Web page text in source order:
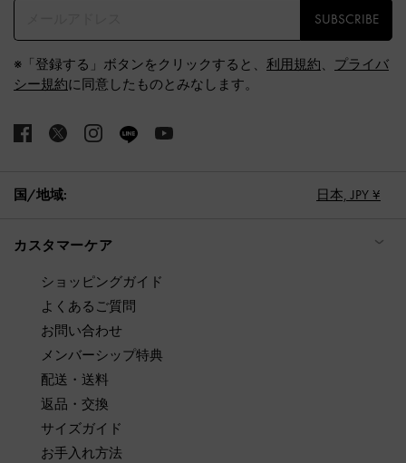
SUBSCRIBE
※「登録する」ボタンをクリックすると、 利用規約、 プライバ
シー規約に同意したものとみなします。
国/地域: 日本, JPY ¥
カスタマーケア
ショッピングガイド
よくあるご質問
お問い合わせ
メンバーシップ特典
配送・送料
返品・交換
サイズガイド
お手入れ方法